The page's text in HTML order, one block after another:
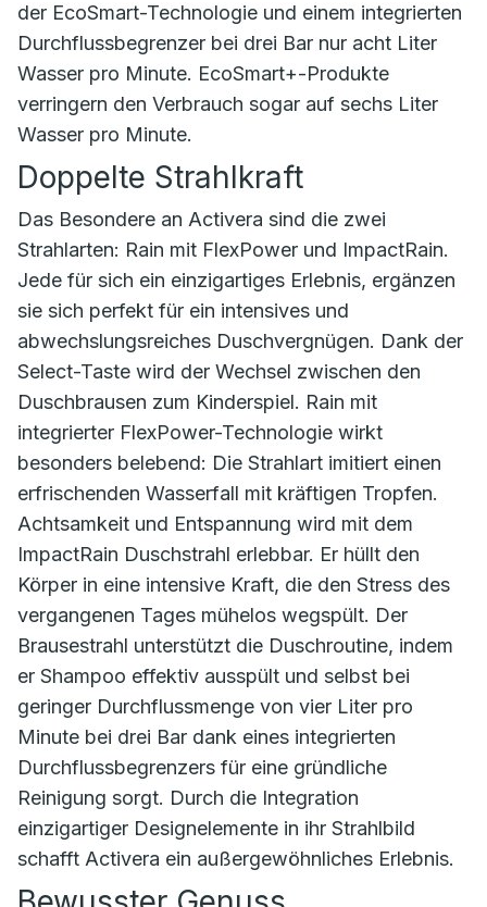
der EcoSmart-Technologie und einem integrierten
Durchflussbegrenzer bei drei Bar nur acht Liter
Wasser pro Minute. EcoSmart+-Produkte
verringern den Verbrauch sogar auf sechs Liter
Wasser pro Minute.
Doppelte Strahlkraft
Das Besondere an Activera sind die zwei
Strahlarten: Rain mit FlexPower und ImpactRain.
Jede für sich ein einzigartiges Erlebnis, ergänzen
sie sich perfekt für ein intensives und
abwechslungsreiches Duschvergnügen. Dank der
Select-Taste wird der Wechsel zwischen den
Duschbrausen zum Kinderspiel. Rain mit
integrierter FlexPower-Technologie wirkt
besonders belebend: Die Strahlart imitiert einen
erfrischenden Wasserfall mit kräftigen Tropfen.
Achtsamkeit und Entspannung wird mit dem
ImpactRain Duschstrahl erlebbar. Er hüllt den
Körper in eine intensive Kraft, die den Stress des
vergangenen Tages mühelos wegspült. Der
Brausestrahl unterstützt die Duschroutine, indem
er Shampoo effektiv ausspült und selbst bei
geringer Durchflussmenge von vier Liter pro
Minute bei drei Bar dank eines integrierten
Durchflussbegrenzers für eine gründliche
Reinigung sorgt. Durch die Integration
einzigartiger Designelemente in ihr Strahlbild
schafft Activera ein außergewöhnliches Erlebnis.